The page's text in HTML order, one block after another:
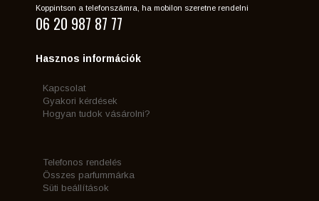
Koppintson a telefonszámra, ha mobilon szeretne rendelni
06 20 987 87 77
Hasznos információk
Kapcsolat
Gyakori kérdések
Hogyan tudok vásárolni?
Telefonos rendelés
Összes parfummárka
Süti beállítások